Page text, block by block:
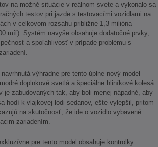
na možné situácie v reálnom svete a vykonalo sa
testov pri jazde s testovacími vozidlami na
v celkovom rozsahu približne 1,3 milióna
míľ). Systém navyše obsahuje dodatočné prvky,
a spoľahlivosť v prípade problému s
výhradne pre tento úplne nový model
doplnkové svetlá a špeciálne hliníkové kolesá.
je zabudovaných tak, aby boli menej nápadné, aby
hodí k vlajkovej lodi sedanov, ešte vylepšil, pritom
na skutočnosť, že ide o vozidlo vybavené
zariadením.
pre tento model obsahuje kontrolky